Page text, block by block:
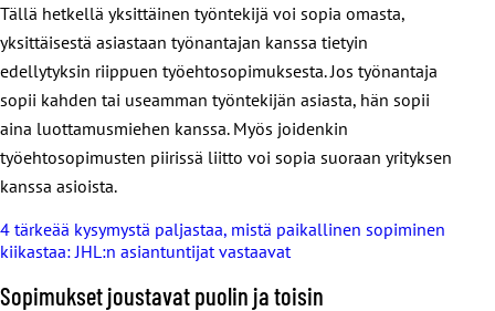
Tällä hetkellä yksittäinen työntekijä voi sopia omasta,
yksittäisestä asiastaan työnantajan kanssa tietyin
edellytyksin riippuen työehtosopimuksesta. Jos työnantaja
sopii kahden tai useamman työntekijän asiasta, hän sopii
aina luottamusmiehen kanssa. Myös joidenkin
työehtosopimusten piirissä liitto voi sopia suoraan yrityksen
kanssa asioista.
4 tärkeää kysymystä paljastaa, mistä paikallinen sopiminen
kiikastaa: JHL:n asiantuntijat vastaavat
Sopimukset joustavat puolin ja toisin